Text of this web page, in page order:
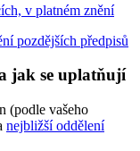
v platném znění
pozdějších předpisů
jak se uplatňují
(podle vašeho
nejbližší oddělení